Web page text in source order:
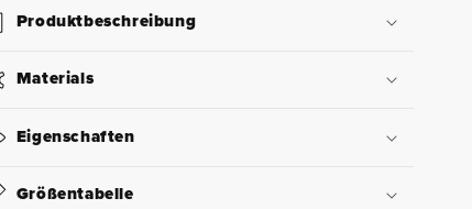
Produktbeschreibung
Materials
Eigenschaften
Größentabelle